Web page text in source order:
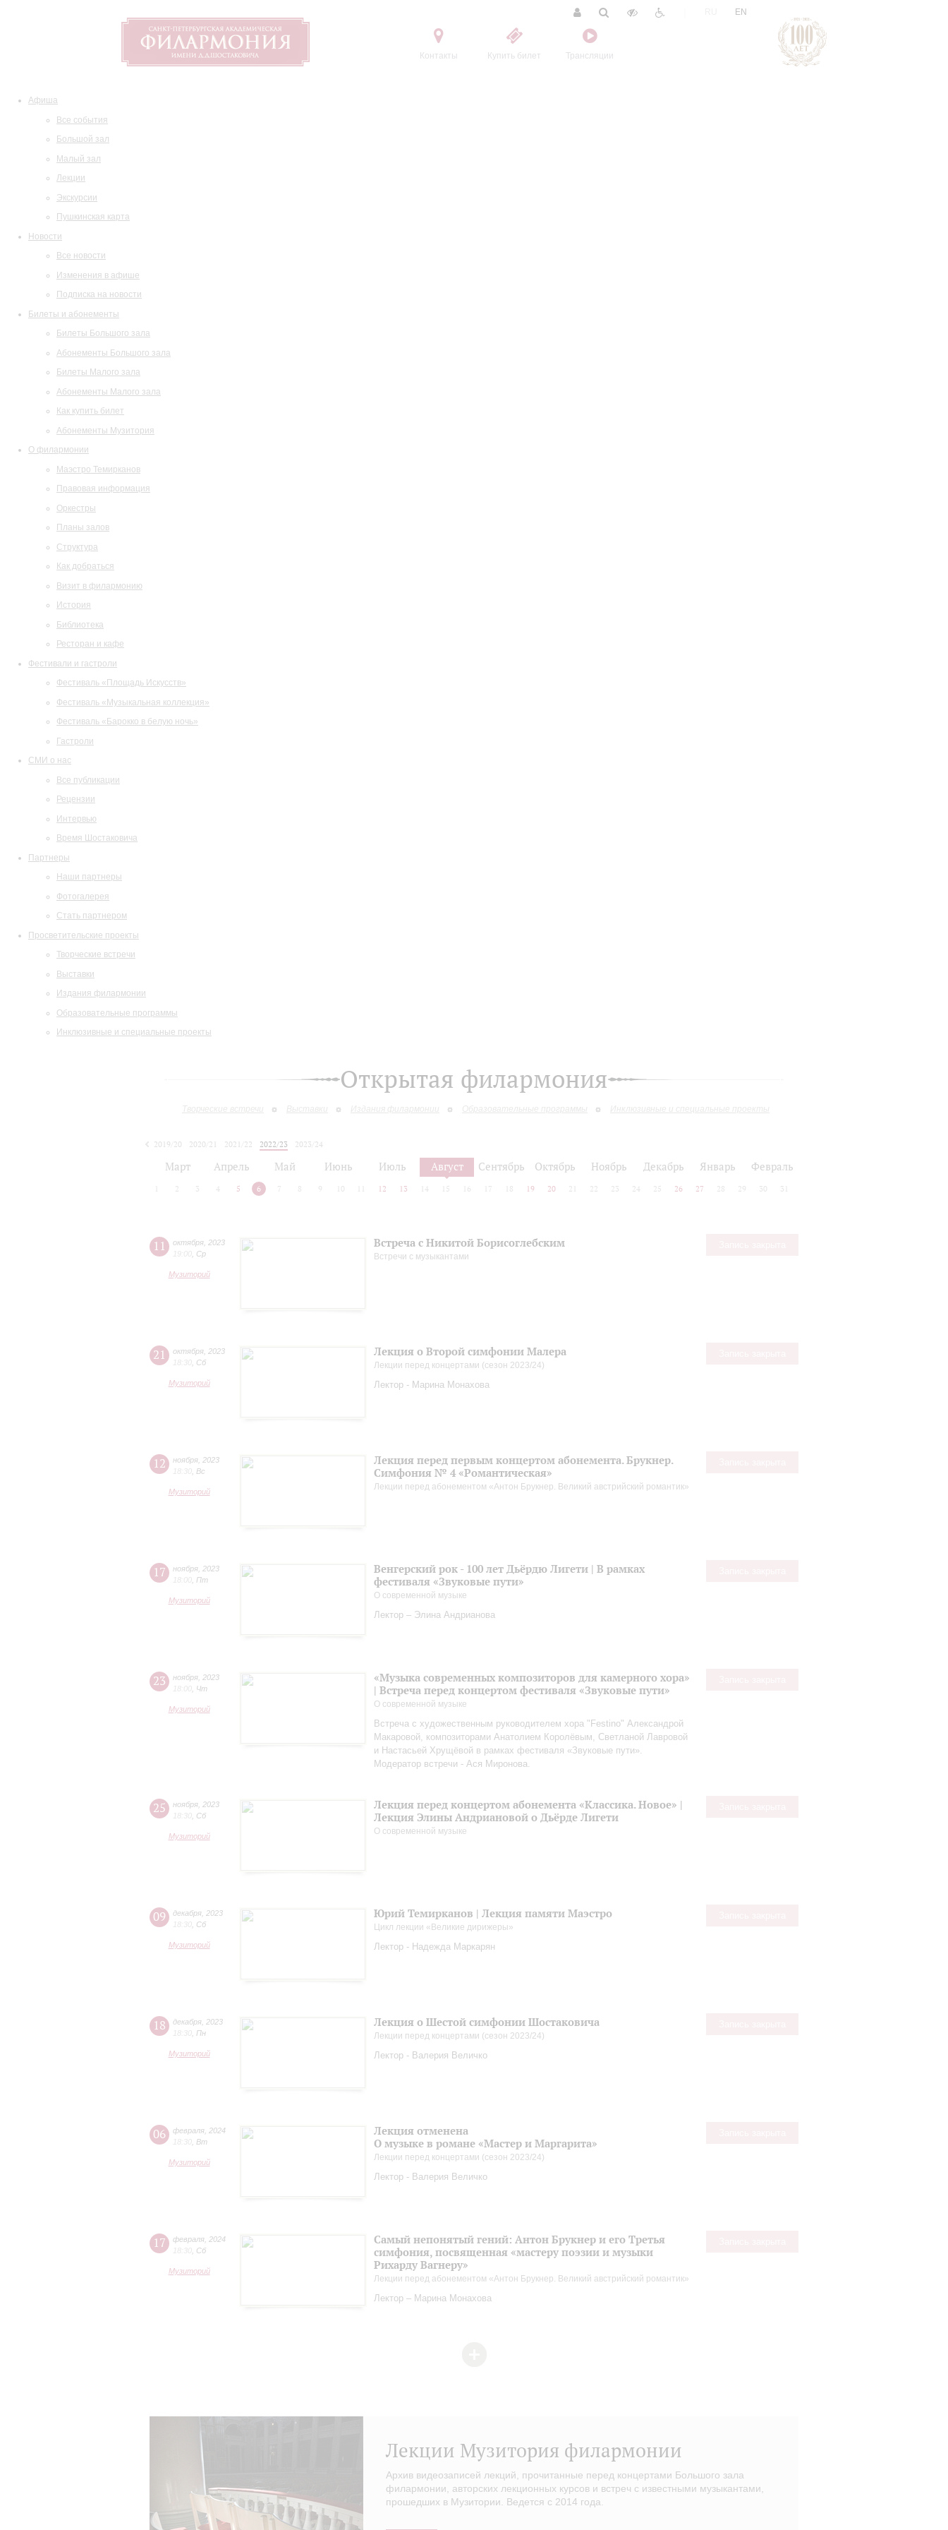
Контакты Купить билет Трансляции
EN
Афиша
Все события
Большой зал
Малый зал
Лекции
Экскурсии
Пушкинская карта
Новости
Все новости
Изменения в афише
Подписка на новости
Билеты и абонементы
Билеты Большого зала
Абонементы Большого зала
Билеты Малого зала
Абонементы Малого зала
Как купить билет
Абонементы Музитория
О филармонии
Маэстро Темирканов
Правовая информация
Оркестры
Планы залов
Структура
Как добраться
Визит в филармонию
История
Библиотека
Ресторан и кафе
Фестивали и гастроли
Фестиваль «Площадь Искусств»
Фестиваль «Музыкальная коллекция»
Фестиваль «Барокко в белую ночь»
Гастроли
СМИ о нас
Все публикации
Рецензии
Интервью
Время Шостаковича
Партнеры
Наши партнеры
Фотогалерея
Стать партнером
Просветительские проекты
Творческие встречи
Выставки
Издания филармонии
Образовательные программы
Инклюзивные и специальные проекты
Открытая филармония
Творческие встречи Выставки Издания филармонии Образовательные программы Инклюзивные и специальные проекты
2019/20 2020/21 2021/22 2022/23
2023/24
Март Апрель Май Июнь Июль Август Сентябрь Октябрь Ноябрь Декабрь Январь Февраль
2 3 4 5 6 7 8 9 10 12 13 14 15 16 17 18 19 20 21 22 23 24 25 26 27 28 29 30 31
11 октября 2023
19:00 Ср
Музиторий
Встреча с Никитой Борисоглебским
Встречи с музыкантами
21 октября 2023
18:30 Сб
Музиторий
Лекция о Второй симфонии Малера
Лекции перед концертами (сезон 2023/24)
Лектор - Марина Монахова
12 ноября 2023
18:30 Вс
Музиторий
Лекция перед первым концертом абонемента. Брукнер.
Симфония № 4 «Романтическая»
Лекции перед абонементом «Антон Брукнер. Великий австрийский романтик»
17 ноября 2023
18:00 Пт
Музиторий
Венгерский рок - 100 лет Дьёрдю Лигети | В рамках
фестиваля «Звуковые пути»
О современной музыке
Лектор – Элина Андрианова
23 ноября 2023
18:00 Чт
Музиторий
«Музыка современных композиторов для камерного хора»
| Встреча перед концертом фестиваля «Звуковые пути»
О современной музыке
Встреча с художественным руководителем хора "Festino" Александрой
Макаровой, композиторами Анатолием Королёвым, Светланой Лавровой
и Настасьей Хрущёвой в рамках фестиваля «Звуковые пути».
Модератор встречи - Ася Миронова.
25 ноября 2023
18:30 Сб
Музиторий
Лекция перед концертом абонемента «Классика. Новое» |
Лекция Элины Андриановой о Дьёрде Лигети
О современной музыке
09 декабря 2023
18:30 Сб
Музиторий
Юрий Темирканов | Лекция памяти Маэстро
Цикл лекции «Великие дирижеры»
Лектор - Надежда Маркарян
18 декабря 2023
18:30 Пн
Музиторий
Лекция о Шестой симфонии Шостаковича
Лекции перед концертами (сезон 2023/24)
Лектор - Валерия Величко
06 февраля 2024
18:30 Вт
Музиторий
Лекция отменена
О музыке в романе «Мастер и Маргарита»
Лекции перед концертами (сезон 2023/24)
Лектор - Валерия Величко
17 февраля 2024
18:30 Сб
Музиторий
Самый непонятый гений: Антон Брукнер и его Третья
симфония, посвященная «мастеру поэзии и музыки
Рихарду Вагнеру»
Лекции перед абонементом «Антон Брукнер. Великий австрийский романтик»
Лектор – Марина Монахова
Лекции Музитория филармонии
Архив видеозаписей лекций, прочитанные перед концертами Большого зала
филармонии, авторских лекционных курсов и встреч с известными музыкантами,
прошедших в Музитории. Ведется с 2014 года.